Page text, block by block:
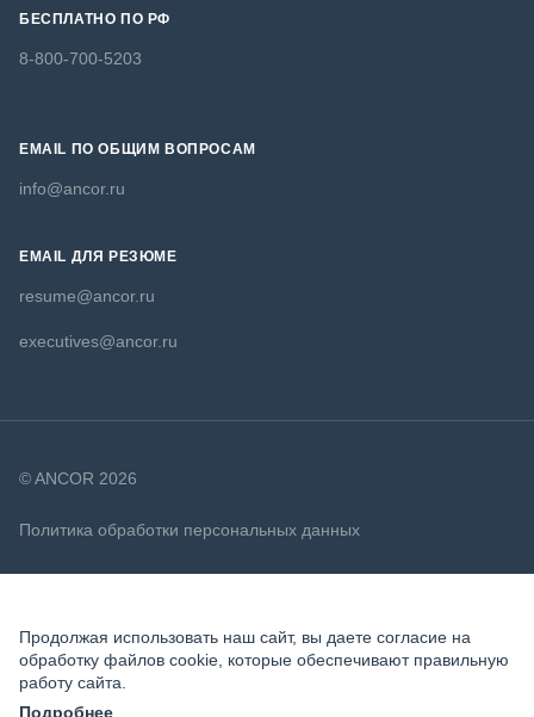
БЕСПЛАТНО ПО РФ
8-800-700-5203
EMAIL ПО ОБЩИМ ВОПРОСАМ
info@ancor.ru
EMAIL ДЛЯ РЕЗЮМЕ
resume@ancor.ru
executives@ancor.ru
© ANCOR 2026
Политика обработки персональных данных
Продолжая использовать наш сайт, вы даете согласие на
обработку файлов cookie, которые обеспечивают правильную
работу сайта.
Подробнее